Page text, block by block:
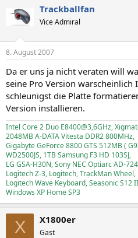
Trackballfan
Vice Admiral
8. August 2007
Da er uns ja nicht veraten will
seine Pro Version
schleunigst die Platte
Version installieren.
Intel Core 2 Duo E8400@3,6GHz,
2048MB A-DATA Vitesta DDR2 800MHz,
Gigabyte GeForce 8800 GTS 512MB (
WD2500JS, 1TB Samsung F3 HD 103SJ,
LG GSA-H30N, Sony NEC Optiarc AD-
Logitech Z-3, Logitech, TrackMan Wheel,
Logitech Wave Keyboard, Seasonic S12
Windows XP Home SP3
X X1800er
Gast